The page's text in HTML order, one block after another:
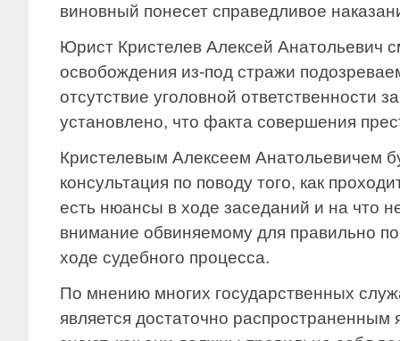
виновный понесет справедливое
Юрист Кристелев Алексей Анатольевич
освобождения из-под стражи
отсутствие уголовной ответственности
установлено, что факта совершения
Кристелевым Алексеем Анатольевичем
консультация по поводу того, как
есть нюансы в ходе заседаний и на что
внимание обвиняемому для правильно
ходе судебного процесса.
По мнению многих государственных
является достаточно распространенным